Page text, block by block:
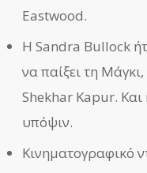
Eastwood.
Η Sandra Bullock
να παίξει τη
Shekhar Kapur.
υπόψιν.
Κινηματογραφικό